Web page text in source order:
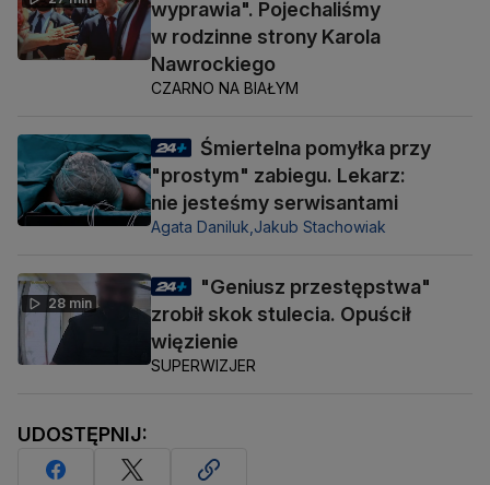
wyprawia". Pojechaliśmy
w rodzinne strony Karola
Nawrockiego
CZARNO NA BIAŁYM
Śmiertelna pomyłka przy
"prostym" zabiegu. Lekarz:
nie jesteśmy serwisantami
Agata Daniluk, Jakub Stachowiak
28 min
"Geniusz przestępstwa"
zrobił skok stulecia. Opuścił
więzienie
SUPERWIZJER
UDOSTĘPNIJ: